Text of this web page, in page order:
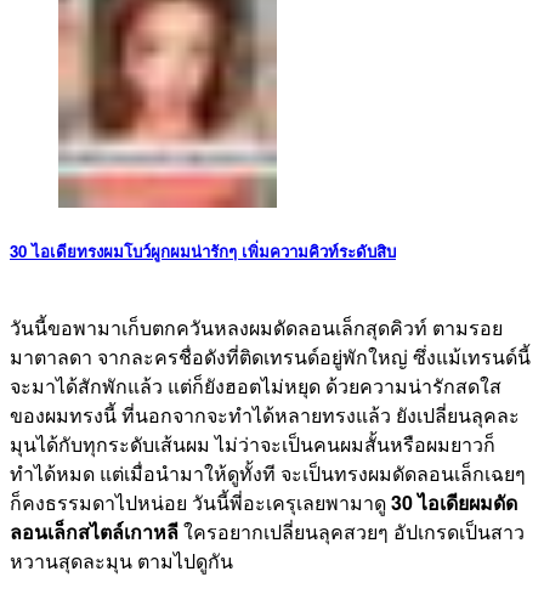
30 ไอเดียทรงผมโบว์ผูกผมน่ารักๆ เพิ่มความคิวท์ระดับสิบ
วันนี้ขอพามาเก็บตกควันหลงผมดัดลอนเล็กสุดคิวท์ ตามรอย
มาตาลดา จากละครชื่อดังที่ติดเทรนด์อยู่พักใหญ่ ซึ่งแม้เทรนด์นี้
จะมาได้สักพักแล้ว แต่ก็ยังฮอตไม่หยุด ด้วยความน่ารักสดใส
ของผมทรงนี้ ที่นอกจากจะทำได้หลายทรงแล้ว ยังเปลี่ยนลุคละ
มุนได้กับทุกระดับเส้นผม ไม่ว่าจะเป็นคนผมสั้นหรือผมยาวก็
ทำได้หมด แต่เมื่อนำมาให้ดูทั้งที จะเป็นทรงผมดัดลอนเล็กเฉยๆ
ก็คงธรรมดาไปหน่อย วันนี้พี่อะเครุเลยพามาดู30 ไอเดียผมดัด
ลอนเล็กสไตล์เกาหลีใครอยากเปลี่ยนลุคสวยๆ อัปเกรดเป็นสาว
หวานสุดละมุน ตามไปดูกัน